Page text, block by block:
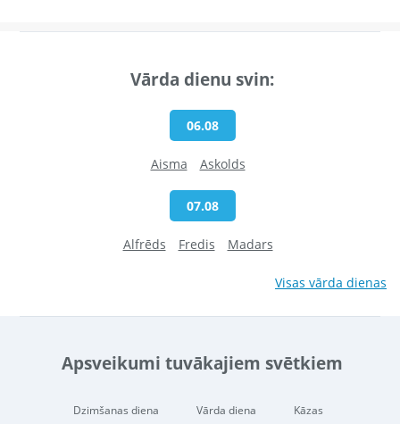
Vārda dienu svin:
06.08
Aisma Askolds
07.08
Alfrēds Fredis Madars
Visas vārda dienas
Apsveikumi tuvākajiem svētkiem
Dzimšanas diena Vārda diena Kāzas